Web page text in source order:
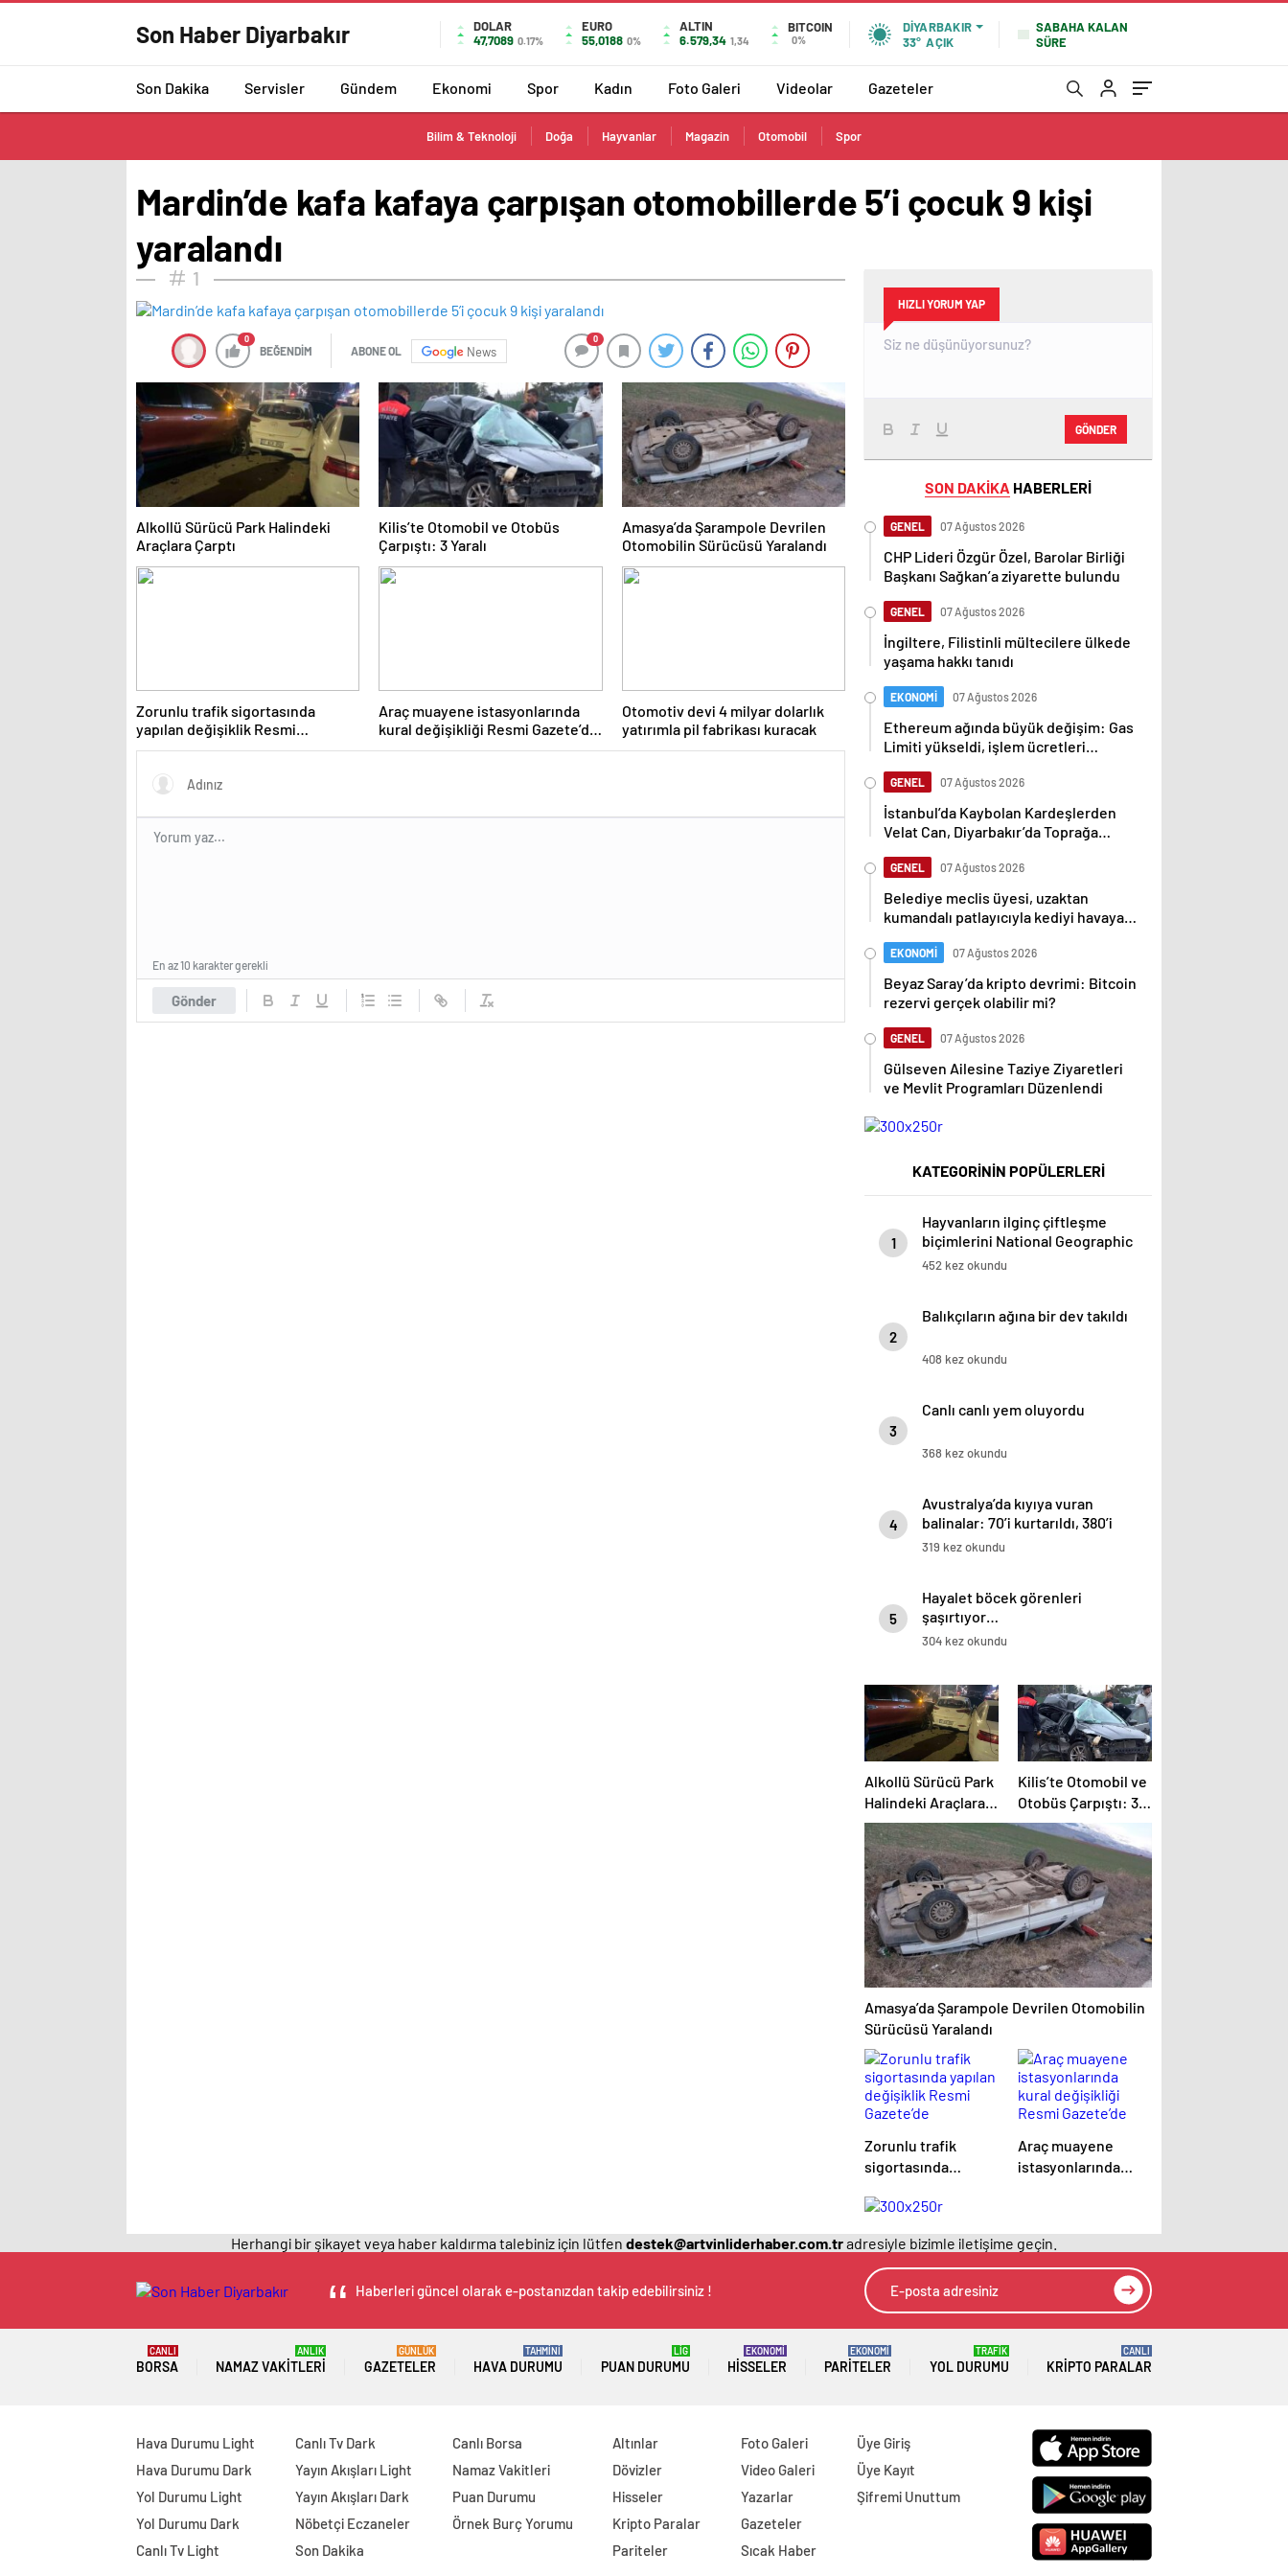
Son Haber Diyarbakır
DOLAR
47,7089 0.17%
EURO
55,0188 0%
ALTIN
6.579,34 1,34
BITCOIN
0%
DIYARBAKIR
33° AÇIK
SABAHA KALAN
SÜRE
Son Dakika Servisler Gündem Ekonomi Spor Kadın Foto Galeri Videolar Gazeteler
Bilim & Teknoloji Doğa Hayvanlar Magazin Otomobil Spor
Mardin’de kafa kafaya çarpışan otomobillerde 5’i çocuk 9 kişi
yaralandı
1
0
BEĞENDİM ABONE OL News
0
Alkollü Sürücü Park Halindeki
Araçlara Çarptı
Kilis’te Otomobil ve Otobüs
Çarpıştı: 3 Yaralı
Amasya’da Şarampole Devrilen
Otomobilin Sürücüsü Yaralandı
Zorunlu trafik sigortasında
yapılan değişiklik Resmi
Gazete’de yayımlanarak
Araç muayene istasyonlarında
kural değişikliği Resmi Gazete’de
yayımlanarak yürürlüğe girdi
Otomotiv devi 4 milyar dolarlık
yatırımla pil fabrikası kuracak
Gönder
En az 10 karakter gerekli
HIZLI YORUM YAP
GÖNDER
SON DAKİKA HABERLERİ
GENEL 07 Ağustos 2026
CHP Lideri Özgür Özel, Barolar Birliği
Başkanı Sağkan’a ziyarette bulundu
GENEL 07 Ağustos 2026
İngiltere, Filistinli mültecilere ülkede
yaşama hakkı tanıdı
EKONOMİ 07 Ağustos 2026
Ethereum ağında büyük değişim: Gas
Limiti yükseldi, işlem ücretleri
GENEL 07 Ağustos 2026
İstanbul’da Kaybolan Kardeşlerden
Velat Can, Diyarbakır’da Toprağa
GENEL 07 Ağustos 2026
Belediye meclis üyesi, uzaktan
kumandalı patlayıcıyla kediyi havaya
EKONOMİ 07 Ağustos 2026
Beyaz Saray’da kripto devrimi: Bitcoin
rezervi gerçek olabilir mi?
GENEL 07 Ağustos 2026
Gülseven Ailesine Taziye Ziyaretleri
ve Mevlit Programları Düzenlendi
KATEGORİNİN POPÜLERLERİ
1
Hayvanların ilginç çiftleşme
biçimlerini National Geographic
görüntüledi.
452 kez okundu
2
Balıkçıların ağına bir dev takıldı
408 kez okundu
3
Canlı canlı yem oluyordu
368 kez okundu
4
Avustralya’da kıyıya vuran
balinalar: 70’i kurtarıldı, 380’i
öldü
319 kez okundu
5
Hayalet böcek görenleri
şaşırtıyor…
304 kez okundu
Alkollü Sürücü Park
Halindeki Araçlara
Çarptı
Kilis’te Otomobil ve
Otobüs Çarpıştı: 3
Yaralı
Amasya’da Şarampole Devrilen Otomobilin
Sürücüsü Yaralandı
Zorunlu trafik
sigortasında
Resmi Gazete’de
yayımlanarak
yürürlüğe girdi
Araç muayene
istasyonlarında
yayımlanarak
yürürlüğe girdi
Herhangi bir şikayet veya haber kaldırma talebiniz için lütfen destek@artvinliderhaber.com.tradresiyle bizimle iletişime geçin.
Haberleri güncel olarak e-postanızdan takip edebilirsiniz !
BORSA
CANLI
NAMAZ VAKITLERI
ANLIK
GAZETELER
GÜNLÜK
HAVA DURUMU
TAHMİNİ
PUAN DURUMU
LİG
HISSELER
EKONOMİ
PARITELER
EKONOMİ
YOL DURUMU
TRAFİK
KRIPTO PARALAR
CANLI
Hava Durumu Light
Hava Durumu Dark
Yol Durumu Light
Yol Durumu Dark
Canlı Tv Light
Canlı Tv Dark
Yayın Akışları Light
Yayın Akışları Dark
Nöbetçi Eczaneler
Son Dakika
Canlı Borsa
Namaz Vakitleri
Puan Durumu
Örnek Burç Yorumu
Altınlar
Dövizler
Hisseler
Kripto Paralar
Pariteler
Foto Galeri
Video Galeri
Yazarlar
Gazeteler
Sıcak Haber
Üye Giriş
Üye Kayıt
Şifremi Unuttum